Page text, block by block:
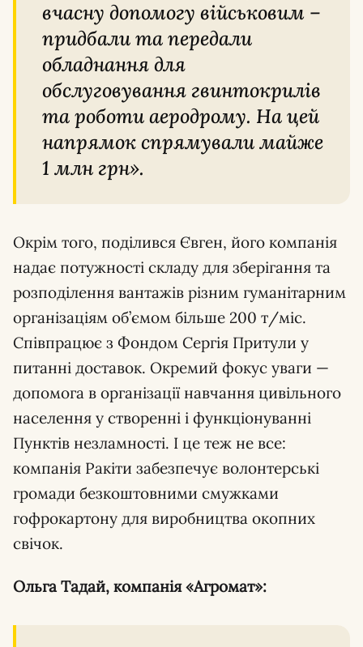
вчасну допомогу військовим –
придбали та передали
обладнання для
обслуговування гвинтокрилів
та роботи аеродрому. На цей
напрямок спрямували майже
1 млн грн».
Окрім того, поділився Євген, його компанія
надає потужності складу для зберігання та
розподілення вантажів різним гуманітарним
організаціям об’ємом більше 200 т/міс.
Співпрацює з Фондом Сергія Притули у
питанні доставок. Окремий фокус уваги —
допомога в організації навчання цивільного
населення у створенні і функціонуванні
Пунктів незламності. І це теж не все:
компанія Ракіти забезпечує волонтерські
громади безкоштовними смужками
гофрокартону для виробництва окопних
свічок.
Ольга Тадай, компанія «Агромат»: